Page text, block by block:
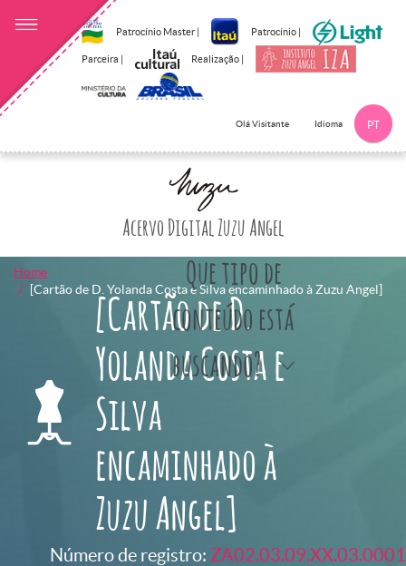
Patrocínio Master | Patrocínio |
Parceira | Realização |
Olá Visitante Idioma PT
Acervo Digital Zuzu Angel
Que tipo de
conteúdo está
buscando?
Home
[Cartão de D. Yolanda Costa e Silva encaminhado à Zuzu Angel]
[Cartão de D.
Yolanda Costa e
Silva
encaminhado à
Zuzu Angel]
Número de registro: ZA02.03.09.XX.03.0001